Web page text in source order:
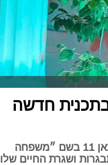
חדשה
ליאל ברנס (״הבנים והבנות״) מככב בתכנית דוקו חדשה של כאן 11 בשם ״משפחה
ושגרת החיים שלו